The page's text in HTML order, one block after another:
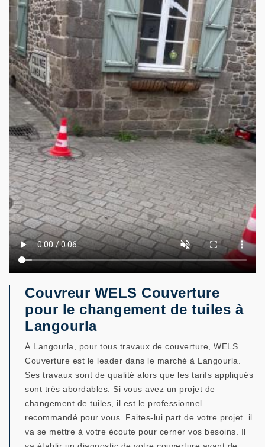
Couvreur WELS Couverture
pour le changement de tuiles à
Langourla
À Langourla, pour tous travaux de couverture, WELS
Couverture est le leader dans le marché à Langourla.
Ses travaux sont de qualité alors que les tarifs appliqués
sont très abordables. Si vous avez un projet de
changement de tuiles, il est le professionnel
recommandé pour vous. Faites-lui part de votre projet. il
va se mettre à votre écoute pour cerner vos besoins. Il